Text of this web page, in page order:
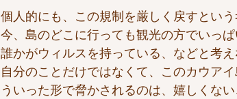
個人的にも、この規制を厳しく戻すという
今、島のどこに行っても観光の方でいっぱ
誰かがウィルスを持っている、などと考
自分のことだけではなくて、このカウア
ういった形で脅かされるのは、嬉しくない